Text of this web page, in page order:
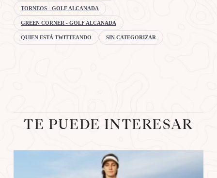
TORNEOS - GOLF ALCANADA
GREEN CORNER - GOLF ALCANADA
QUIEN ESTÁ TWITTEANDO SIN CATEGORIZAR
TE PUEDE INTERESAR